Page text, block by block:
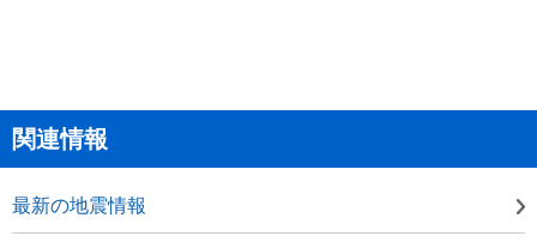
関連情報
最新の地震情報